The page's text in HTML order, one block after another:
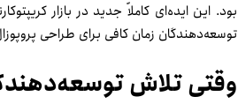
بود. این ایده‌ای کاملاً جدید در بازار
توسعه‌دهندگان زمان کافی برای طراحی
وقتی تلاش